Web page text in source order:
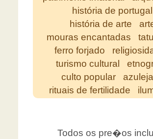
história de portugal
história de arte
mouras encantadas
ferro forjado
turismo cultural
culto popular
rituais de fertilidade
Todos os pre�os